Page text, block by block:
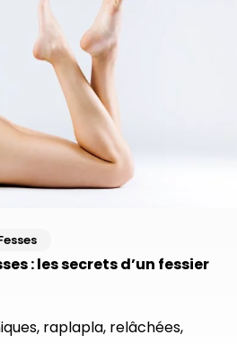
: les secrets d’un fessier
raplapla, relâchées,